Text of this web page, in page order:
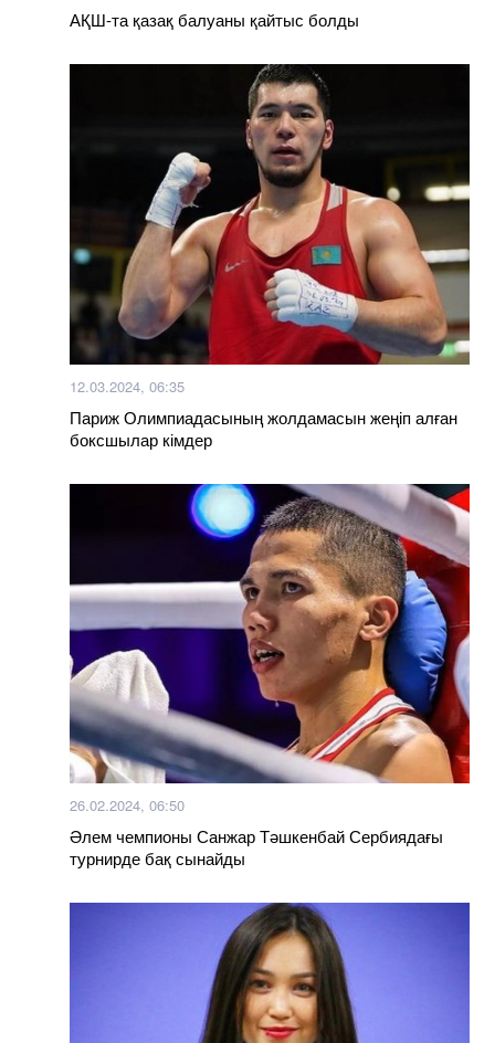
АҚШ-та қазақ балуаны қайтыс болды
12.03.2024, 06:35
Париж Олимпиадасының жолдамасын жеңіп алған
боксшылар кімдер
26.02.2024, 06:50
Әлем чемпионы Санжар Тәшкенбай Сербиядағы
турнирде бақ сынайды